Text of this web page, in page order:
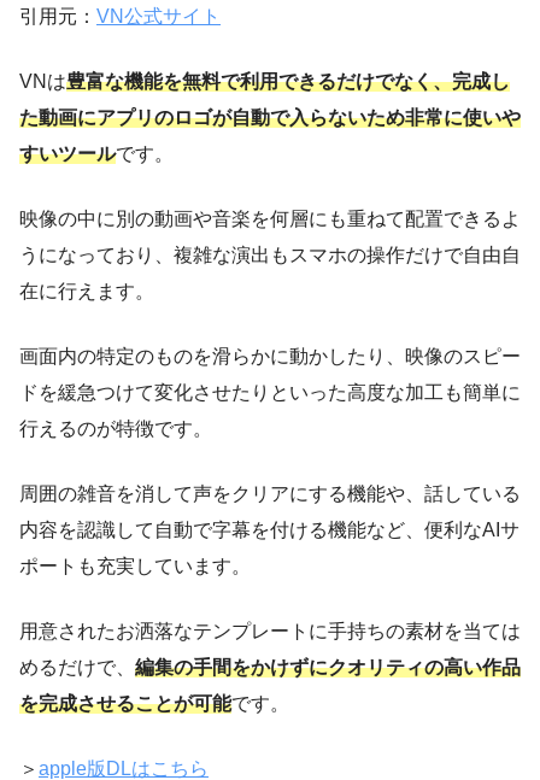
引用元： VN公式サイト
VNは豊富な機能を無料で利用できるだけでなく、完成し
た動画にアプリのロゴが自動で入らないため非常に使いや
すいツールです。
映像の中に別の動画や音楽を何層にも重ねて配置できるよ
うになっており、複雑な演出もスマホの操作だけで自由自
在に行えます。
画面内の特定のものを滑らかに動かしたり、映像のスピー
ドを緩急つけて変化させたりといった高度な加工も簡単に
行えるのが特徴です。
周囲の雑音を消して声をクリアにする機能や、話している
内容を認識して自動で字幕を付ける機能など、便利なAIサ
ポートも充実しています。
用意されたお洒落なテンプレートに手持ちの素材を当ては
めるだけで、 編集の手間をかけずにクオリティの高い作品
を完成させることが可能です。
＞ apple版DLはこちら